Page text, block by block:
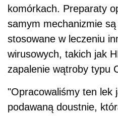
komórkach. Preparaty
samym mechanizmie
stosowane w leczeniu
wirusowych, takich jak
zapalenie wątroby typu
"Opracowaliśmy ten lek
podawaną doustnie,